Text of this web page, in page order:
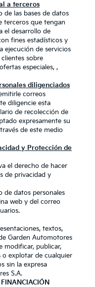
a terceros
de las bases de datos
terceros que tengan
el desarrollo de
fines estadísticos y
ejecución de servicios
sobre
especiales, ,
diligenciados
correos
diligencie esta
de recolección de
expresamente su
de este medio
y Protección de
el derecho de hacer
de privacidad y
de datos personales
web y del correo
textos,
Garden Automotores
modificar, publicar,
o explotar de cualquier
sin la expresa
S.A.